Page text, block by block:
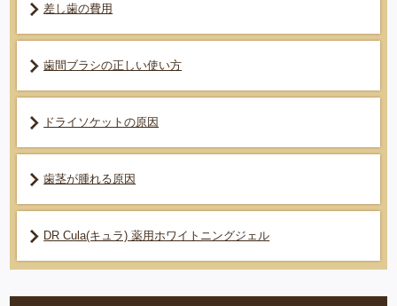
差し歯の費用
歯間ブラシの正しい使い方
ドライソケットの原因
歯茎が腫れる原因
DR Cula(キュラ) 薬用ホワイトニングジェル